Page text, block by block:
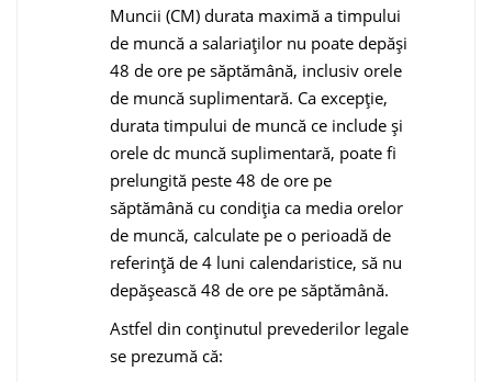
Muncii (CM) durata maximă a timpului
de muncă a salariaților nu poate depăși
48 de ore pe săptămână, inclusiv orele
de muncă suplimentară. Ca excepţie,
durata timpului de muncă ce include şi
orele dc muncă suplimentară, poate fi
prelungită peste 48 de ore pe
săptămână cu condiţia ca media orelor
de muncă, calculate pe o perioadă de
referinţă de 4 luni calendaristice, să nu
depăşească 48 de ore pe săptămână.
Astfel din conţinutul prevederilor legale
se prezumă că: